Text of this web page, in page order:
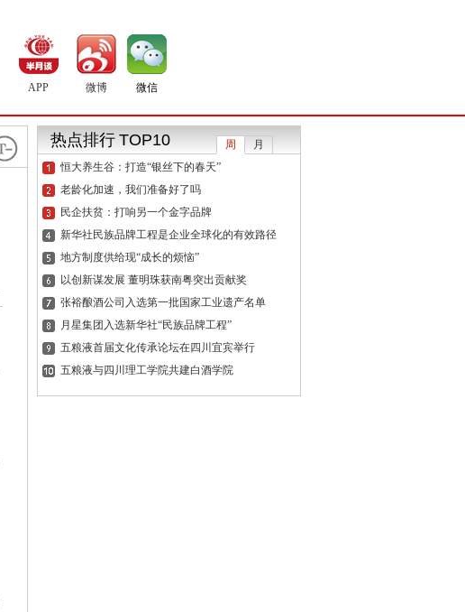
APP 微博 微信
热点排行 TOP10 周
月
恒大养生谷：打造“银丝下的春天”
老龄化加速，我们准备好了吗
民企扶贫：打响另一个金字品牌
新华社民族品牌工程是企业全球化的有效路径
地方制度供给现“成长的烦恼”
以创新谋发展 董明珠获南粤突出贡献奖
张裕酿酒公司入选第一批国家工业遗产名单
月星集团入选新华社“民族品牌工程”
五粮液首届文化传承论坛在四川宜宾举行
五粮液与四川理工学院共建白酒学院